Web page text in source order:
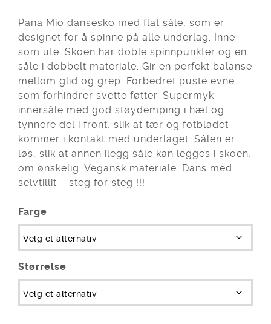
Pana Mio dansesko med flat såle, som er
designet for å spinne på alle underlag. Inne
som ute. Skoen har doble spinnpunkter og en
såle i dobbelt materiale. Gir en perfekt balanse
mellom glid og grep. Forbedret puste evne
som forhindrer svette føtter. Supermyk
innersåle med god støydemping i hæl og
tynnere del i front, slik at tær og fotbladet
kommer i kontakt med underlaget. Sålen er
løs, slik at annen ilegg såle kan legges i skoen,
om ønskelig. Vegansk materiale. Dans med
selvtillit – steg for steg !!!
Farge
Størrelse